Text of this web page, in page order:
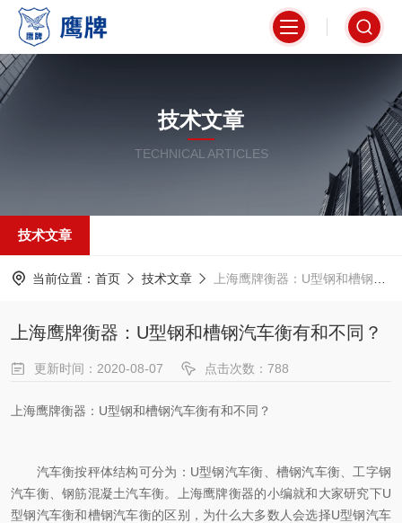
技术文章
TECHNICAL ARTICLES
技术文章
当前位置： 首页 技术文章 上海鹰牌衡器：U型钢和槽钢汽车衡有和不同？
上海鹰牌衡器：U型钢和槽钢汽车衡有和不同？
更新时间：2020-08-07 点击次数：788
上海鹰牌衡器：U型钢和槽钢汽车衡有和不同？
汽车衡按秤体结构可分为：U型钢汽车衡、槽钢汽车衡、工字钢
汽车衡、钢筋混凝土汽车衡。上海鹰牌衡器的小编就和大家研究下U
型钢汽车衡和槽钢汽车衡的区别，为什么大多数人会选择U型钢汽车